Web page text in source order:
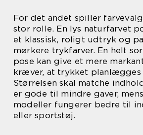
For det andet spiller
stor rolle. En lys naturfarvet
et klassisk, roligt udtryk og
mørkere trykfarver. En helt
pose kan give et mere
kræver, at trykket planlægges
Størrelsen skal matche
er gode til mindre gaver,
modeller fungerer bedre til
eller sportstøj.